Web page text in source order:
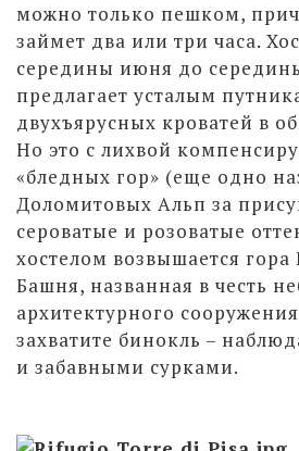
можно только пешком,
займет два или три часа.
середины июня до
предлагает усталым
двухъярусных кроватей в
Но это с лихвой
«бледных гор» (еще одно
Доломитовых Альп за
сероватые и розоватые
хостелом возвышается гора
Башня, названная в честь
архитектурного
захватите бинокль –
и забавными сурками.